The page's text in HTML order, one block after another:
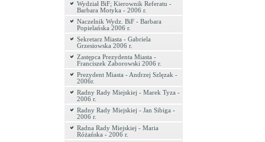
Wydział BiF; Kierownik Referatu -
Barbara Motyka - 2006 r.
Naczelnik Wydz. BiF - Barbara
Popielańska 2006 r.
Sekretarz Miasta - Gabriela
Grzesiowska 2006 r.
Zastępca Prezydenta Miasta -
Franciszek Zaborowski 2006 r.
Prezydent Miasta - Andrzej Szlęzak -
2006r.
Radny Rady Miejskiej - Marek Tyza -
2006 r.
Radny Rady Miejskiej - Jan Sibiga -
2006 r.
Radna Rady Miejskiej - Maria
Różańska - 2006 r.